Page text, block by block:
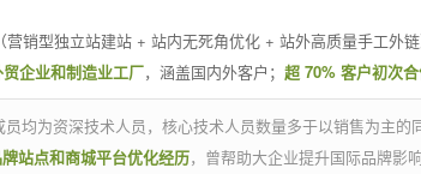
（营销型独立站建站 + 站内无死角优化 + 站外高质量手工外
企业和制造业工厂，涵盖国内外客户； 超 70% 客户初次
员均为资深技术人员，核心技术人员数量多于以销售为主的
站点和商城平台优化经历，曾帮助大企业提升国际品牌影